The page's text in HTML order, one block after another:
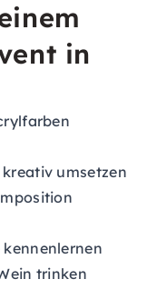
in
umsetzen
trinken